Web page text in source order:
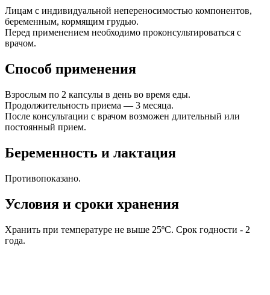
Лицам с индивидуальной непереносимостью компонентов,
беременным, кормящим грудью.
Перед применением необходимо проконсультироваться с
врачом.
Способ применения
Взрослым по 2 капсулы в день во время еды.
Продолжительность приема — 3 месяца.
После консультации с врачом возможен длительный или
постоянный прием.
Беременность и лактация
Противопоказано.
Условия и сроки хранения
Хранить при температуре не выше 25ºС. Срок годности - 2
года.